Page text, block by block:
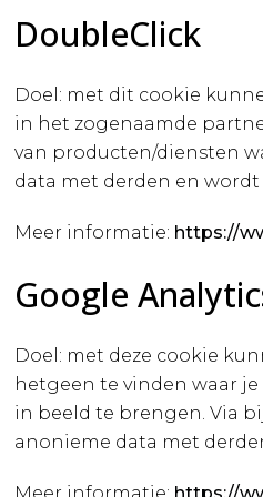
DoubleClick
Doel: met dit cookie
in het zogenaamde
van producten/diensten
data met derden en
Meer informatie: https://
Google
Doel: met deze cookie
hetgeen te vinden waar
in beeld te brengen. Via
anonieme data met